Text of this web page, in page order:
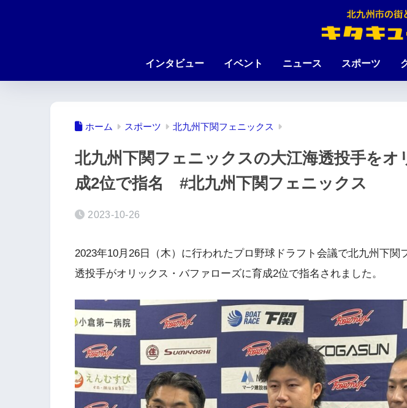
インタビュー イベント ニュース スポーツ
ホーム スポーツ 北九州下関フェニックス
北九州下関フェニックスの大江海透投手をオ
成2位で指名 #北九州下関フェニックス
2023-10-26
2023年10月26日（木）に行われたプロ野球ドラフト会議で北九州下関
透投手がオリックス・バファローズに育成2位で指名されました。